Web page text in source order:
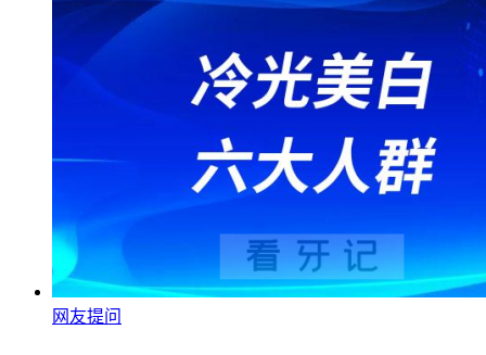
网友提问